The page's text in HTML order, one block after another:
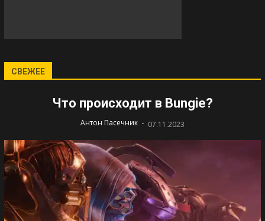
СВЕЖЕЕ
Что происходит в Bungie?
Антон Пасечник - 07.11.2023